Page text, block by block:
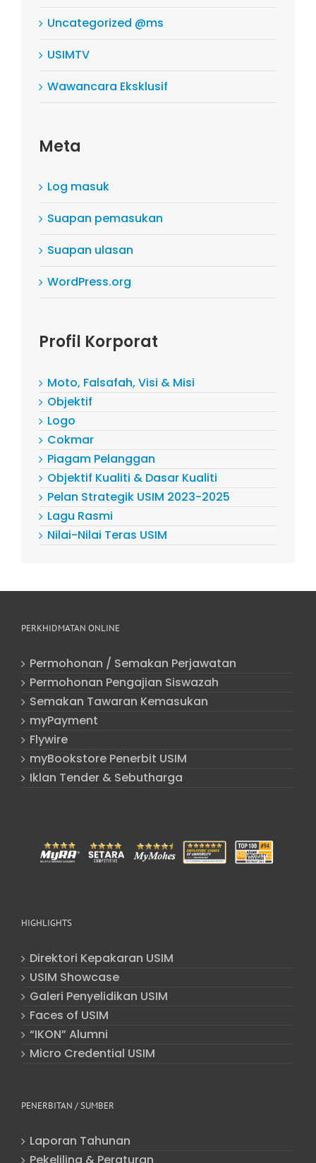
Uncategorized @ms
USIMTV
Wawancara Eksklusif
Meta
Log masuk
Suapan pemasukan
Suapan ulasan
WordPress.org
Profil Korporat
Moto, Falsafah, Visi & Misi
Objektif
Logo
Cokmar
Piagam Pelanggan
Objektif Kualiti & Dasar Kualiti
Pelan Strategik USIM 2023-2025
Lagu Rasmi
Nilai-Nilai Teras USIM
PERKHIDMATAN ONLINE
Permohonan / Semakan Perjawatan
Permohonan Pengajian Siswazah
Semakan Tawaran Kemasukan
myPayment
Flywire
myBookstore Penerbit USIM
Iklan Tender & Sebutharga
HIGHLIGHTS
Direktori Kepakaran USIM
USIM Showcase
Galeri Penyelidikan USIM
Faces of USIM
“IKON” Alumni
Micro Credential USIM
PENERBITAN / SUMBER
Laporan Tahunan
Pekeliling & Peraturan